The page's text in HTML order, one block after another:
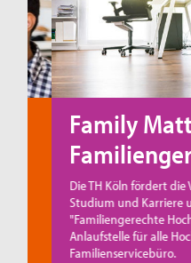
Family
Die TH Köln fördert die
Studium und Karriere und
"Familiengerechte
Anlaufstelle für alle
Familienservicebüro.